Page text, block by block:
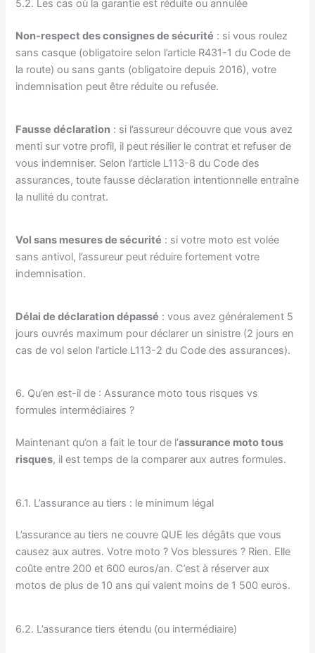
5.2. Les cas où la garantie est réduite ou annulée
Non-respect des consignes de sécurité : si vous roulez
sans casque (obligatoire selon l’article R431-1 du Code de
la route) ou sans gants (obligatoire depuis 2016), votre
indemnisation peut être réduite ou refusée.
Fausse déclaration : si l’assureur découvre que vous avez
menti sur votre profil, il peut résilier le contrat et refuser de
vous indemniser. Selon l’article L113-8 du Code des
assurances, toute fausse déclaration intentionnelle entraîne
la nullité du contrat.
Vol sans mesures de sécurité : si votre moto est volée
sans antivol, l’assureur peut réduire fortement votre
indemnisation.
Délai de déclaration dépassé : vous avez généralement 5
jours ouvrés maximum pour déclarer un sinistre (2 jours en
cas de vol selon l’article L113-2 du Code des assurances).
6. Qu’en est-il de : Assurance moto tous risques vs
formules intermédiaires ?
Maintenant qu’on a fait le tour de l’assurance moto tous
risques, il est temps de la comparer aux autres formules.
6.1. L’assurance au tiers : le minimum légal
L’assurance au tiers ne couvre QUE les dégâts que vous
causez aux autres. Votre moto ? Vos blessures ? Rien. Elle
coûte entre 200 et 600 euros/an. C’est à réserver aux
motos de plus de 10 ans qui valent moins de 1 500 euros.
6.2. L’assurance tiers étendu (ou intermédiaire)